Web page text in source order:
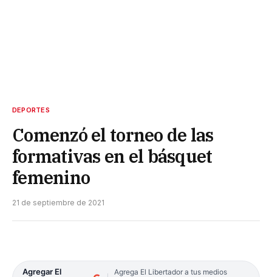
DEPORTES
Comenzó el torneo de las
formativas en el básquet
femenino
21 de septiembre de 2021
Agregar El
Agrega El Libertador a tus medios